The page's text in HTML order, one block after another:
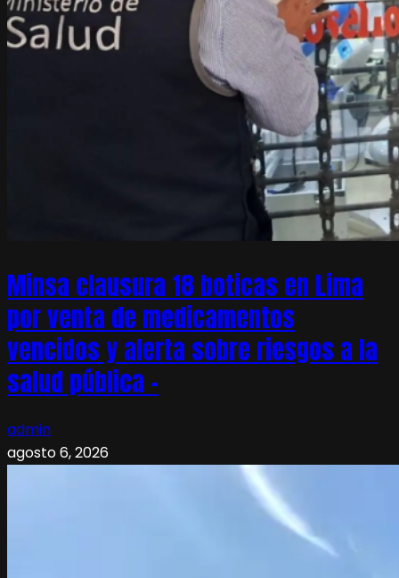
Minsa clausura 18 boticas en Lima
por venta de medicamentos
vencidos y alerta sobre riesgos a la
salud pública –
admin
agosto 6, 2026